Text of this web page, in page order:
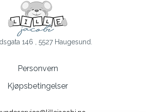
146 , 5527 Haugesund.
Personvern
Kjøpsbetingelser